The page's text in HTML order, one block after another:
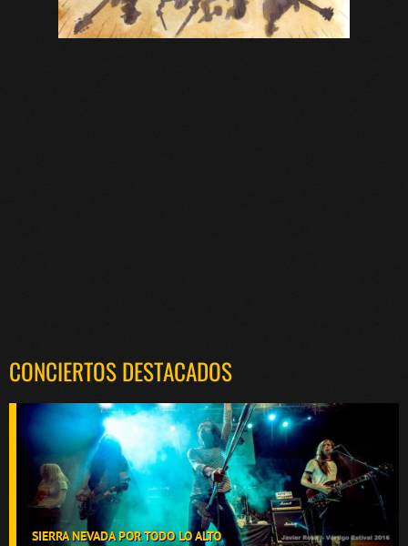
CONCIERTOS DESTACADOS
SIERRA NEVADA POR TODO LO ALTO